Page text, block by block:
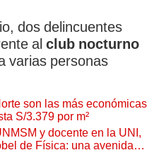
dos delincuentes
al club nocturno
varias personas
son las más económicas
S/3.379 por m²
y docente en la UNI,
de Física: una avenida